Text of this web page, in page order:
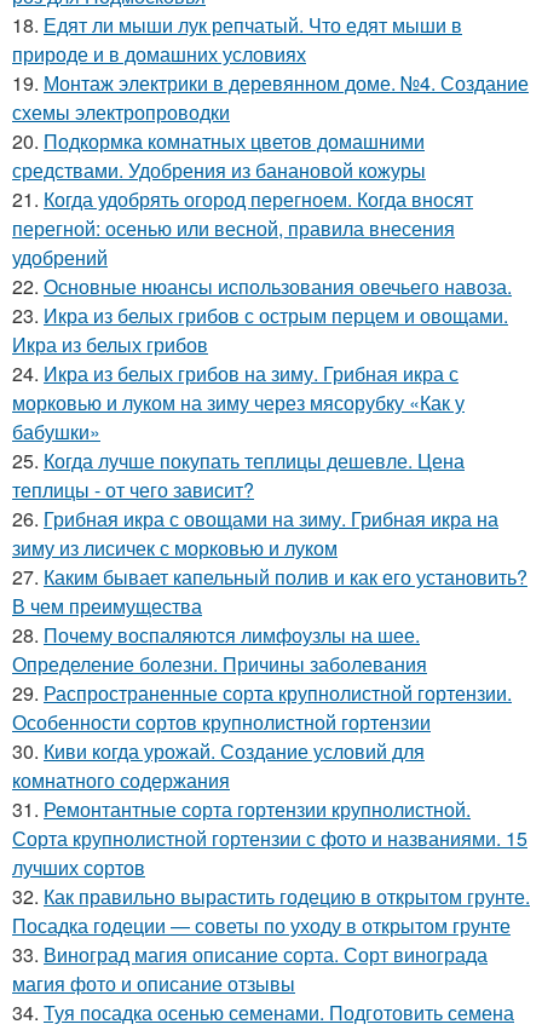
18. Едят ли мыши лук репчатый. Что едят мыши в
природе и в домашних условиях
19. Монтаж электрики в деревянном доме. №4. Создание
схемы электропроводки
20. Подкормка комнатных цветов домашними
средствами. Удобрения из банановой кожуры
21. Когда удобрять огород перегноем. Когда вносят
перегной: осенью или весной, правила внесения
удобрений
22. Основные нюансы использования овечьего навоза.
23. Икра из белых грибов с острым перцем и овощами.
Икра из белых грибов
24. Икра из белых грибов на зиму. Грибная икра с
морковью и луком на зиму через мясорубку «Как у
бабушки»
25. Когда лучше покупать теплицы дешевле. Цена
теплицы - от чего зависит?
26. Грибная икра с овощами на зиму. Грибная икра на
зиму из лисичек с морковью и луком
27. Каким бывает капельный полив и как его установить?
В чем преимущества
28. Почему воспаляются лимфоузлы на шее.
Определение болезни. Причины заболевания
29. Распространенные сорта крупнолистной гортензии.
Особенности сортов крупнолистной гортензии
30. Киви когда урожай. Создание условий для
комнатного содержания
31. Ремонтантные сорта гортензии крупнолистной.
Сорта крупнолистной гортензии с фото и названиями. 15
лучших сортов
32. Как правильно вырастить годецию в открытом грунте.
Посадка годеции — советы по уходу в открытом грунте
33. Виноград магия описание сорта. Сорт винограда
магия фото и описание отзывы
34. Туя посадка осенью семенами. Подготовить семена